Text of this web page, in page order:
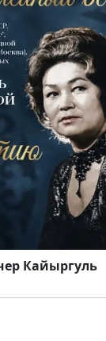
Кайыргуль